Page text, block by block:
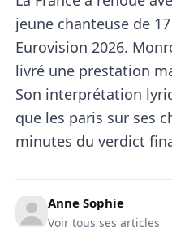
jeune chanteuse de
Eurovision 2026.
livré une prestation
Son interprétation
que les paris sur ses
minutes du verdict
Anne Sophie
Voir tous ses articles